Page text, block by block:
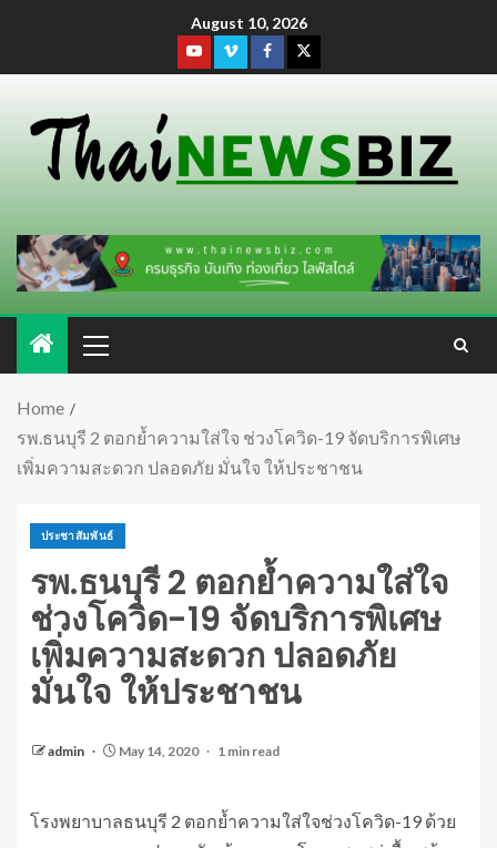
August 10, 2026
Home
รพ.ธนบุรี 2 ตอกย้ำความใส่ใจ ช่วงโควิด-19 จัดบริการพิเศษ
เพิ่มความสะดวก ปลอดภัย มั่นใจ ให้ประชาชน
ประชาสัมพันธ์
รพ.ธนบุรี 2 ตอกย้ำความใส่ใจ
ช่วงโควิด-19 จัดบริการพิเศษ
เพิ่มความสะดวก ปลอดภัย
มั่นใจ ให้ประชาชน
admin May 14, 2020 1 min read
โรงพยาบาลธนบุรี 2 ตอกย้ำความใส่ใจช่วงโควิด-19 ด้วย